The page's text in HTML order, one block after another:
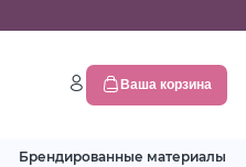
Ваша корзина
Брендированные материалы